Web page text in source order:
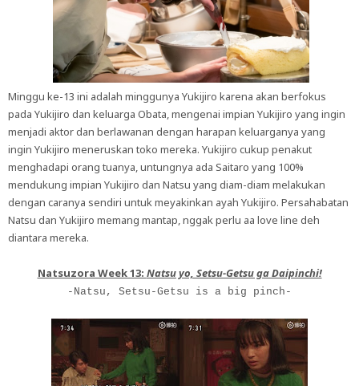
Minggu ke-13 ini adalah minggunya Yukijiro karena akan berfokus
pada Yukijiro dan keluarga Obata, mengenai impian Yukijiro yang ingin
menjadi aktor dan berlawanan dengan harapan keluarganya yang
ingin Yukijiro meneruskan toko mereka. Yukijiro cukup penakut
menghadapi orang tuanya, untungnya ada Saitaro yang 100%
mendukung impian Yukijiro dan Natsu yang diam-diam melakukan
dengan caranya sendiri untuk meyakinkan ayah Yukijiro. Persahabatan
Natsu dan Yukijiro memang mantap, nggak perlu aa love line deh
diantara mereka.
Natsuzora Week 13: Natsu yo, Setsu-Getsu ga Daipinchi!
-Natsu, Setsu-Getsu is a big pinch-